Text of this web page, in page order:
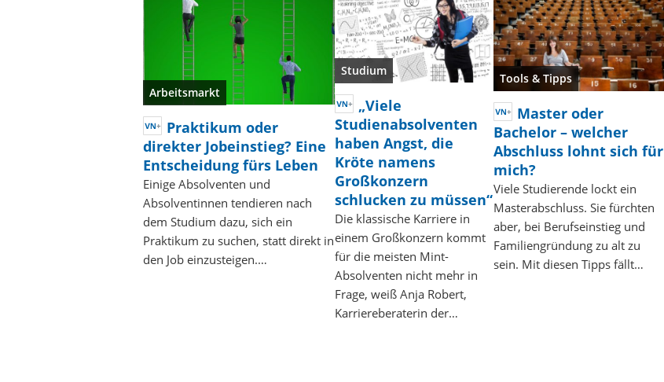
Arbeitsmarkt
Praktikum oder
direkter Jobeinstieg? Eine
Entscheidung fürs Leben
Einige Absolventen und
Absolventinnen tendieren nach
dem Studium dazu, sich ein
Praktikum zu suchen, statt direkt in
den Job einzusteigen.…
Studium
„Viele
Studienabsolventen
haben Angst, die
Kröte namens
Großkonzern
schlucken zu müssen“
Die klassische Karriere in
einem Großkonzern kommt
für die meisten Mint-
Absolventen nicht mehr in
Frage, weiß Anja Robert,
Karriereberaterin der…
Tools & Tipps
Master oder
Bachelor – welcher
Abschluss lohnt sich für
mich?
Viele Studierende lockt ein
Masterabschluss. Sie fürchten
aber, bei Berufseinstieg und
Familiengründung zu alt zu
sein. Mit diesen Tipps fällt…